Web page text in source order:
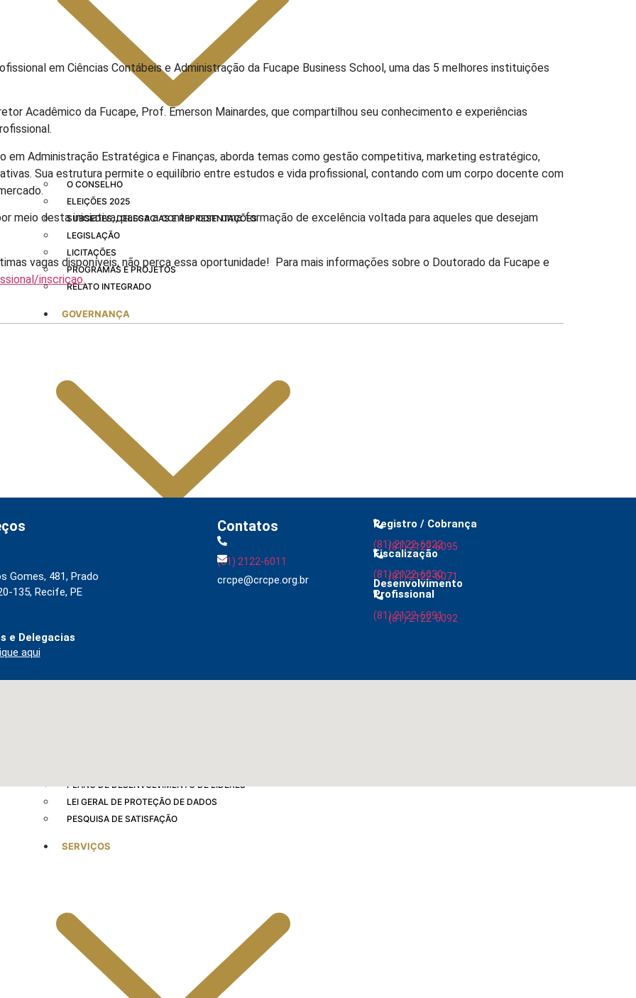
O CONSELHO
ELEIÇÕES 2025
SUBSEDES, DELEGACIAS E REPRESENTAÇÕES
LEGISLAÇÃO
LICITAÇÕES
PROGRAMAS E PROJETOS
RELATO INTEGRADO
GOVERNANÇA
SOBRE A GOVERNANÇA
PRESIDÊNCIA
GESTÃO DE RISCOS
PLANO DE DESENVOLVIMENTO DE LÍDERES
LEI GERAL DE PROTEÇÃO DE DADOS
PESQUISA DE SATISFAÇÃO
SERVIÇOS
em Ciências Contábeis e Administração da Fucape Business School, uma das 5 melhores instituições
Acadêmico da Fucape, Prof. Emerson Mainardes, que compartilhou seu conhecimento e experiências
em Administração Estratégica e Finanças, aborda temas como gestão competitiva, marketing estratégico,
Sua estrutura permite o equilíbrio entre estudos e vida profissional, contando com um corpo docente com
meio desta iniciativa, passa a contar com uma formação de excelência voltada para aqueles que desejam
vagas disponíveis, não perca essa oportunidade! Para mais informações sobre o Doutorado da Fucape e
inscricao.
para o 6º Relatório de Transparência Salarial
Nacional, incluindo MEI
na Reforma Tributária
ao Imposto de RendaManual e inteligência artificial anti-washing orientam empresas
Gomes, 481, Prado
135, Recife, PE
e Delegacias
aqui
Contatos
(81) 2122-6011
crcpe@crcpe.org.br
Registro / Cobrança
(81) 2122-6022
(81) 2122-6095
Fiscalização
(81) 2122-6030
(81) 2122-6071
Desenvolvimento
Profissional
(81) 2122-6091
(81) 2122-6092